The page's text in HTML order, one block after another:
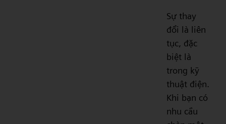
Sự thay
đổi là liên
tục, đặc
biệt là
trong kỹ
thuật điện.
Khi bạn có
nhu cầu